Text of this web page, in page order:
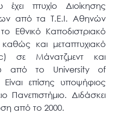
πτυχίο Διοίκησης
από τα Τ.Ε.Ι. Αθηνών
Εθνικό Καποδιστριακό
και μεταπτυχιακό
σε Μάνατζμεντ και
από το University of
επίσης υποψήφιος
Πανεπιστήμιο. Διδάσκει
από το 2000.